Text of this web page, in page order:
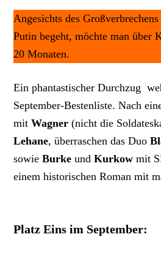
Angesichts des
Putin begeht, möchte man über
20 Monaten.
Ein phantastischer Durchzug
September-Bestenliste. Nach
mitWagner (nicht die
Lehane, überraschen das Duo
sowieBurke undKurkow mit
einem historischen Roman mit
Platz Eins im September: